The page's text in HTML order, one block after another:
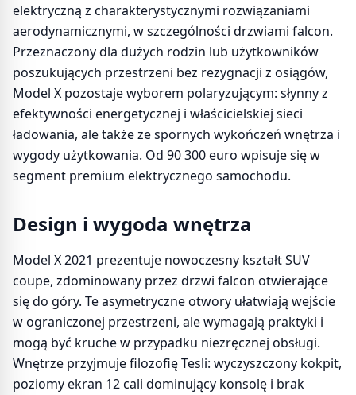
elektryczną z charakterystycznymi rozwiązaniami
aerodynamicznymi, w szczególności drzwiami falcon.
Przeznaczony dla dużych rodzin lub użytkowników
poszukujących przestrzeni bez rezygnacji z osiągów,
Model X pozostaje wyborem polaryzującym: słynny z
efektywności energetycznej i właścicielskiej sieci
ładowania, ale także ze spornych wykończeń wnętrza i
wygody użytkowania. Od 90 300 euro wpisuje się w
segment premium elektrycznego samochodu.
Design i wygoda wnętrza
Model X 2021 prezentuje nowoczesny kształt SUV
coupe, zdominowany przez drzwi falcon otwierające
się do góry. Te asymetryczne otwory ułatwiają wejście
w ograniczonej przestrzeni, ale wymagają praktyki i
mogą być kruche w przypadku niezręcznej obsługi.
Wnętrze przyjmuje filozofię Tesli: wyczyszczony kokpit,
poziomy ekran 12 cali dominujący konsolę i brak